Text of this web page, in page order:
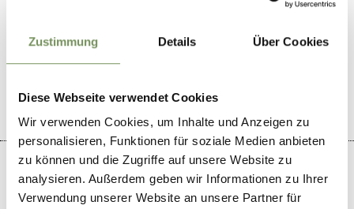
Zustimmung Details Über Cookies
Diese Webseite verwendet Cookies
Wir verwenden Cookies, um Inhalte und Anzeigen zu
personalisieren, Funktionen für soziale Medien anbieten
zu können und die Zugriffe auf unsere Website zu
analysieren. Außerdem geben wir Informationen zu Ihrer
Verwendung unserer Website an unsere Partner für
IL CONTENUTO VI È STATO UTILE?